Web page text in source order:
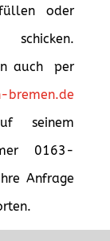
oder
auch per
bremen.de
seinem
0163-
Anfrage